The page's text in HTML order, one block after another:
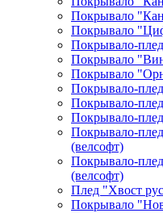
Покрывало
Покрывало
Покрывало-
Покрывало
Покрывало
Покрывало-
Покрывало-
Покрывало-
Покрывало-
(велсофт)
Покрывало-
(велсофт)
Плед "Хвост
Покрывало